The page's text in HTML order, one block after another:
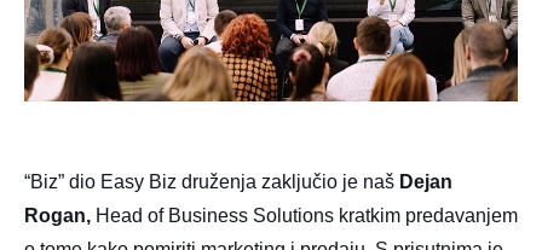
“Biz” dio Easy Biz druženja zaključio je naš Dejan
Rogan, Head of Business Solutions kratkim predavanjem